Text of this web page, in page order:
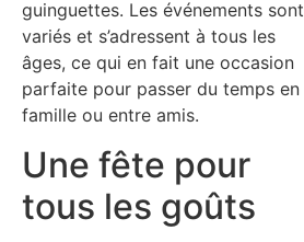
guinguettes. Les événements sont
variés et s’adressent à tous les
âges, ce qui en fait une occasion
parfaite pour passer du temps en
famille ou entre amis.
Une fête pour
tous les goûts